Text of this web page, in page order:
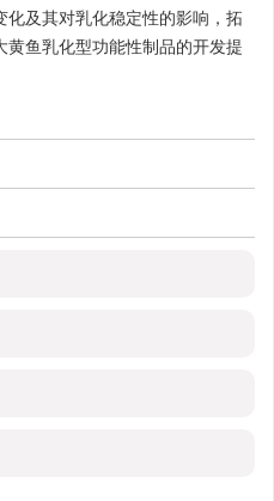
化及其对乳化稳定性的影响，拓
黄鱼乳化型功能性制品的开发提